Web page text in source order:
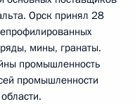
Орск принял 28
мины, гранаты.
промышленность
промышленности